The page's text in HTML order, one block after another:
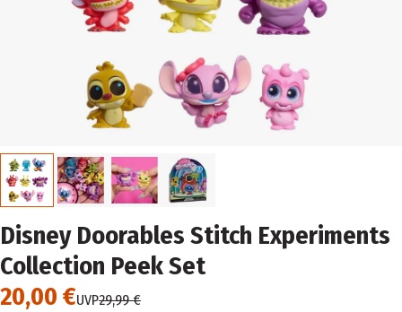
Disney Doorables Stitch Experiments
Collection Peek Set
20,00 €UVP29,99 €